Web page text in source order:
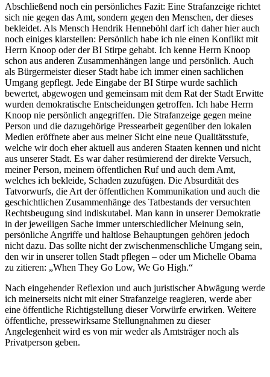
Abschließend noch ein persönliches Fazit: Eine Strafanzeige richtet
sich nie gegen das Amt, sondern gegen den Menschen, der dieses
bekleidet. Als Mensch Hendrik Henneböhl darf ich daher hier auch
noch einiges klarstellen: Persönlich habe ich nie einen Konflikt mit
Herrn Knoop oder der BI Stirpe gehabt. Ich kenne Herrn Knoop
schon aus anderen Zusammenhängen lange und persönlich. Auch
als Bürgermeister dieser Stadt habe ich immer einen sachlichen
Umgang gepflegt. Jede Eingabe der BI Stirpe wurde sachlich
bewertet, abgewogen und gemeinsam mit dem Rat der Stadt Erwitte
wurden demokratische Entscheidungen getroffen. Ich habe Herrn
Knoop nie persönlich angegriffen. Die Strafanzeige gegen meine
Person und die dazugehörige Pressearbeit gegenüber den lokalen
Medien eröffnete aber aus meiner Sicht eine neue Qualitätsstufe,
welche wir doch eher aktuell aus anderen Staaten kennen und nicht
aus unserer Stadt. Es war daher resümierend der direkte Versuch,
meiner Person, meinem öffentlichen Ruf und auch dem Amt,
welches ich bekleide, Schaden zuzufügen. Die Absurdität des
Tatvorwurfs, die Art der öffentlichen Kommunikation und auch die
geschichtlichen Zusammenhänge des Tatbestands der versuchten
Rechtsbeugung sind indiskutabel. Man kann in unserer Demokratie
in der jeweiligen Sache immer unterschiedlicher Meinung sein,
persönliche Angriffe und haltlose Behauptungen gehören jedoch
nicht dazu. Das sollte nicht der zwischenmenschliche Umgang sein,
den wir in unserer tollen Stadt pflegen – oder um Michelle Obama
zu zitieren: „When They Go Low, We Go High.“
Nach eingehender Reflexion und auch juristischer Abwägung werde
ich meinerseits nicht mit einer Strafanzeige reagieren, werde aber
eine öffentliche Richtigstellung dieser Vorwürfe erwirken. Weitere
öffentliche, pressewirksame Stellungnahmen zu dieser
Angelegenheit wird es von mir weder als Amtsträger noch als
Privatperson geben.